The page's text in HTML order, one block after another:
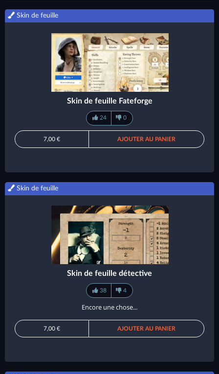
Skin de feuille
Skin de feuille Fateforge
24 0
7,00 € AJOUTER AU PANIER
Skin de feuille
Skin de feuille détective
38 4
Encore une chose...
7,00 € AJOUTER AU PANIER